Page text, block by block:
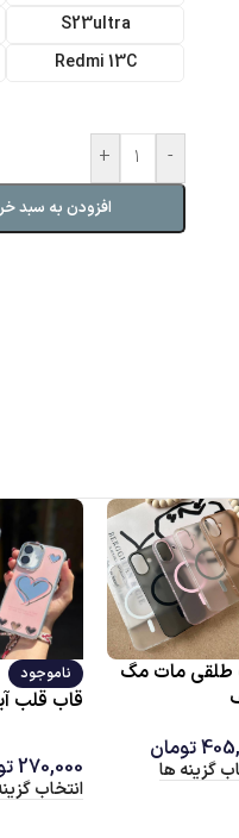
S23ultra
Redmi 13C
-
+
افزودن به سبد
پروانه بنفش
ناموجود
قاب ماربل
280,000
انتخاب